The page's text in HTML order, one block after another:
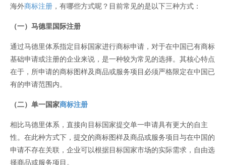
海外商标注册 ，有哪些方式呢？目前常见的是以下三种方式：
（一）马德里国际注册
通过马德里体系指定目标国家进行商标申请，对于在中国已有商标
基础申请或注册的企业来说，是一种较为常见的选择。其核心特点
在于，所申请的商标图样及商品或服务项目必须严格限定在中国已
有的申请范围内。
（二）单一国家商标注册
相比马德里体系，直接向目标国家提交单一申请具有更大的自主
性。在此种方式下，提交的商标图样及商品或服务项目与在中国的
申请不存在关联，企业可以根据目标国家市场的实际需求，自由选
择商品或服务项目。